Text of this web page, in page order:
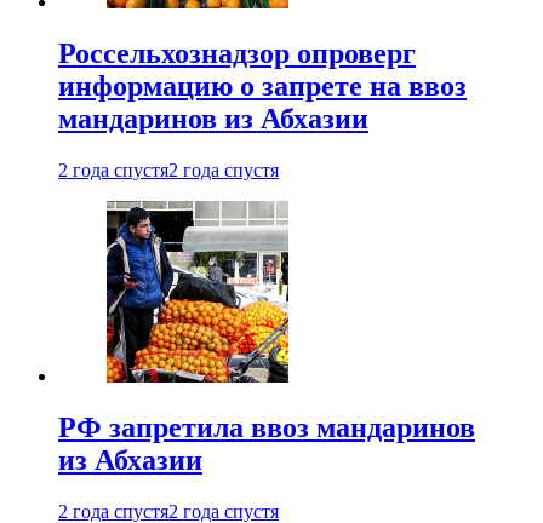
Россельхознадзор опроверг
информацию о запрете на ввоз
мандаринов из Абхазии
2 года спустя2 года спустя
РФ запретила ввоз мандаринов
из Абхазии
2 года спустя2 года спустя